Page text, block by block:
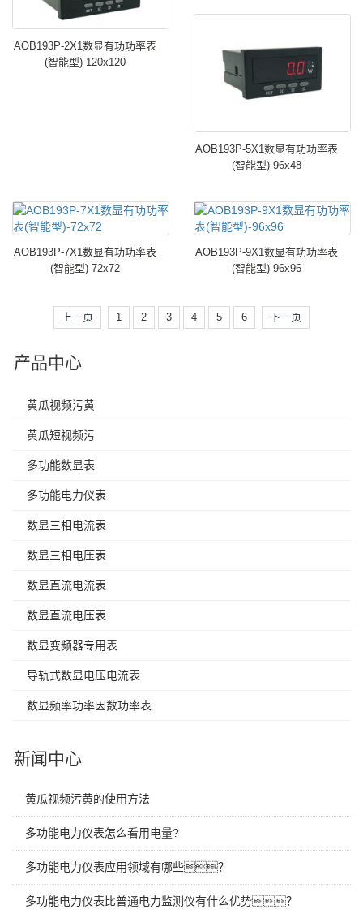
AOB193P-2X1数显有功功率表
(智能型)-120x120
AOB193P-5X1数显有功功率表
(智能型)-96x48
AOB193P-7X1数显有功功率表
(智能型)-72x72
AOB193P-9X1数显有功功率表
(智能型)-96x96
上一页 1 2 3 4 5 6 下一页
产品中心
黄瓜视频污黄
黄瓜短视频污
多功能数显表
多功能电力仪表
数显三相电流表
数显三相电压表
数显直流电流表
数显直流电压表
数显变频器专用表
导轨式数显电压电流表
数显频率功率因数功率表
新闻中心
黄瓜视频污黄的使用方法
多功能电力仪表怎么看用电量?
多功能电力仪表应用领域有哪些？
多功能电力仪表比普通电力监测仪有什么优势？